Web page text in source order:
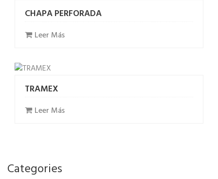
CHAPA PERFORADA
Leer Más
TRAMEX
Leer Más
Categories